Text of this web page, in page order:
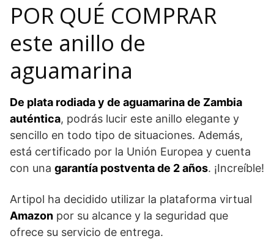
POR QUÉ COMPRAR
este anillo de
aguamarina
De plata rodiada y de aguamarina de Zambia
auténtica, podrás lucir este anillo elegante y
sencillo en todo tipo de situaciones. Además,
está certificado por la Unión Europea y cuenta
con una garantía postventa de 2 años. ¡Increíble!
Artipol ha decidido utilizar la plataforma virtual
Amazon por su alcance y la seguridad que
ofrece su servicio de entrega.